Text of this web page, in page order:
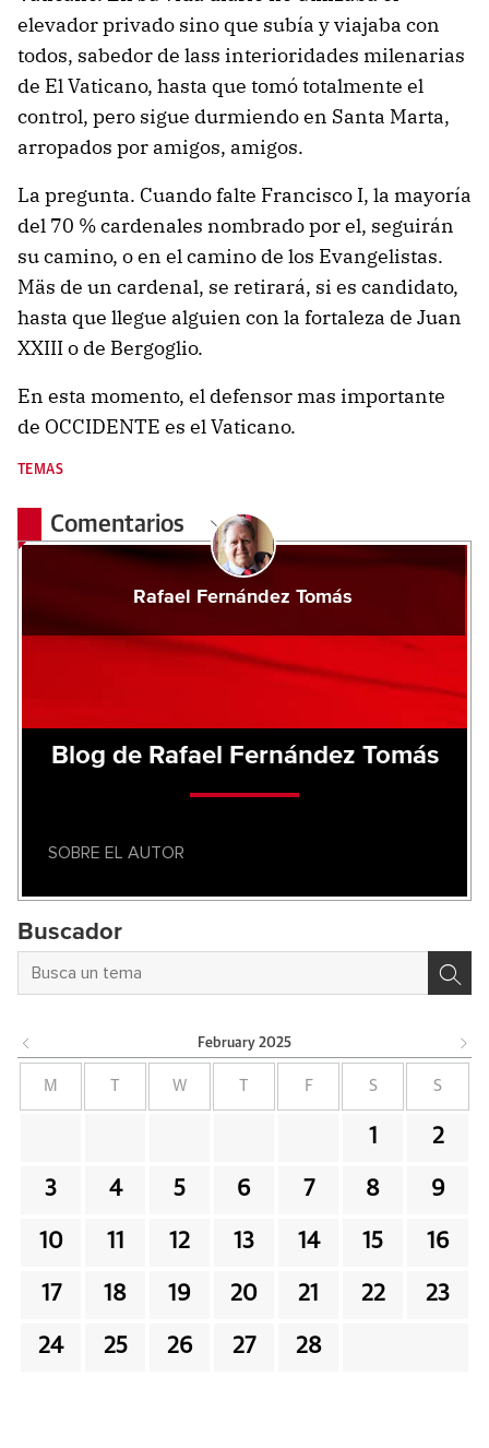
elevador privado sino que subía y viajaba con
todos, sabedor de lass interioridades milenarias
de El Vaticano, hasta que tomó totalmente el
control, pero sigue durmiendo en Santa Marta,
arropados por amigos, amigos.
La pregunta. Cuando falte Francisco I, la mayoría
del 70 % cardenales nombrado por el, seguirán
su camino, o en el camino de los Evangelistas.
Mäs de un cardenal, se retirará, si es candidato,
hasta que llegue alguien con la fortaleza de Juan
XXIII o de Bergoglio.
En esta momento, el defensor mas importante
de OCCIDENTE es el Vaticano.
TEMAS
Comentarios
Rafael Fernández Tomás
Blog de Rafael Fernández Tomás
SOBRE EL AUTOR
Buscador
February 2025
M W F S S
1 2
3 4 5 6 7 8 9
10 11 12 13 14 15 16
17 18 19 20 21 22 23
24 25 26 27 28